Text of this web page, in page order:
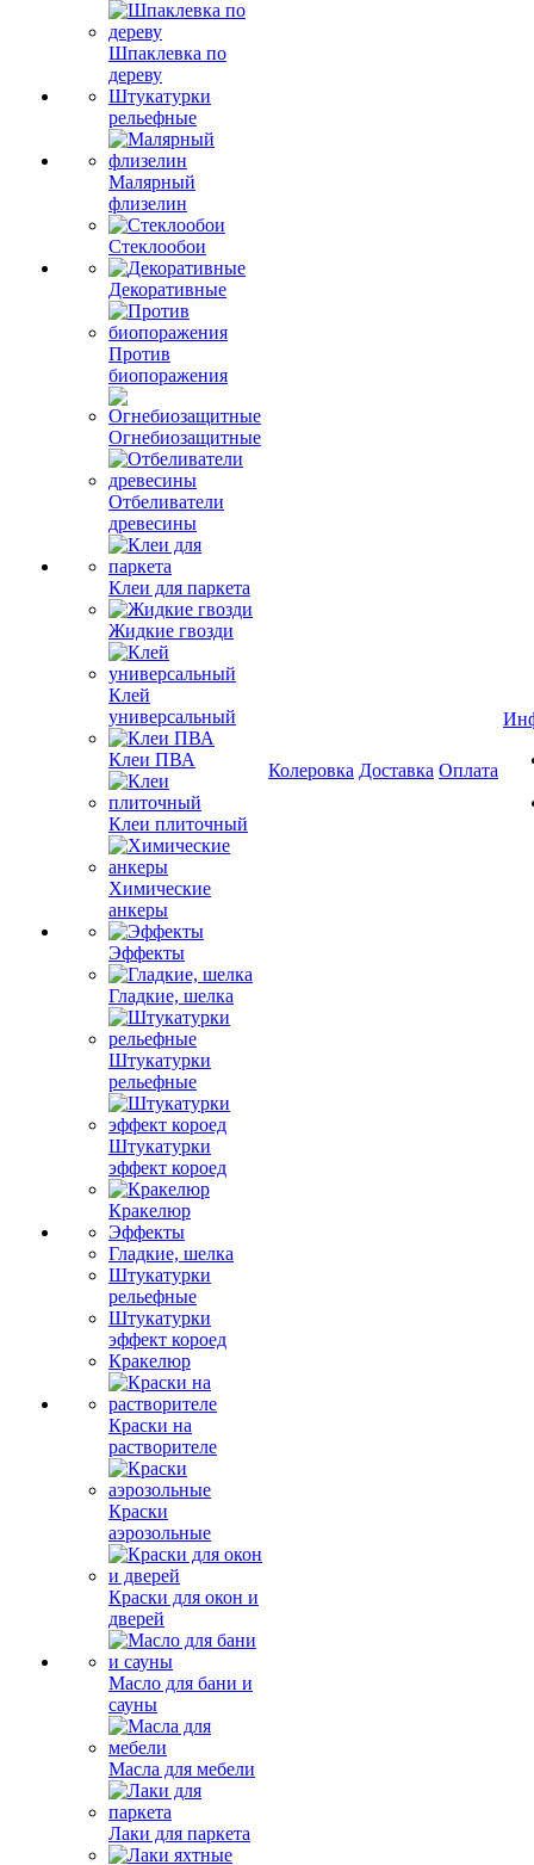
Шпаклевка по
дереву
Штукатурки
рельефные
Малярный
флизелин
Стеклообои
Декоративные
Против
биопоражения
Огнебиозащитные
Отбеливатели
древесины
Клеи для паркета
Жидкие гвозди
Клей
универсальный
Клеи ПВА
Клеи плиточный
Химические
анкеры
Эффекты
Гладкие, шелка
Штукатурки
рельефные
Штукатурки
эффект короед
Кракелюр
Эффекты
Гладкие, шелка
Штукатурки
рельефные
Штукатурки
эффект короед
Кракелюр
Краски на
растворителе
Краски
аэрозольные
Краски для окон и
дверей
Масло для бани и
сауны
Масла для мебели
Лаки для паркета
Колеровка Доставка Оплата